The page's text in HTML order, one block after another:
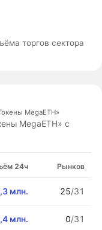
торгов сектора
MegaETH»
MegaETH» с
24ч Рынков
млн. 25/31
млн. 0/31